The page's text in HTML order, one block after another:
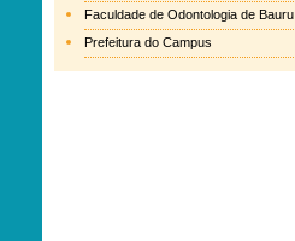
Faculdade de Odontologia de Bauru
Prefeitura do Campus